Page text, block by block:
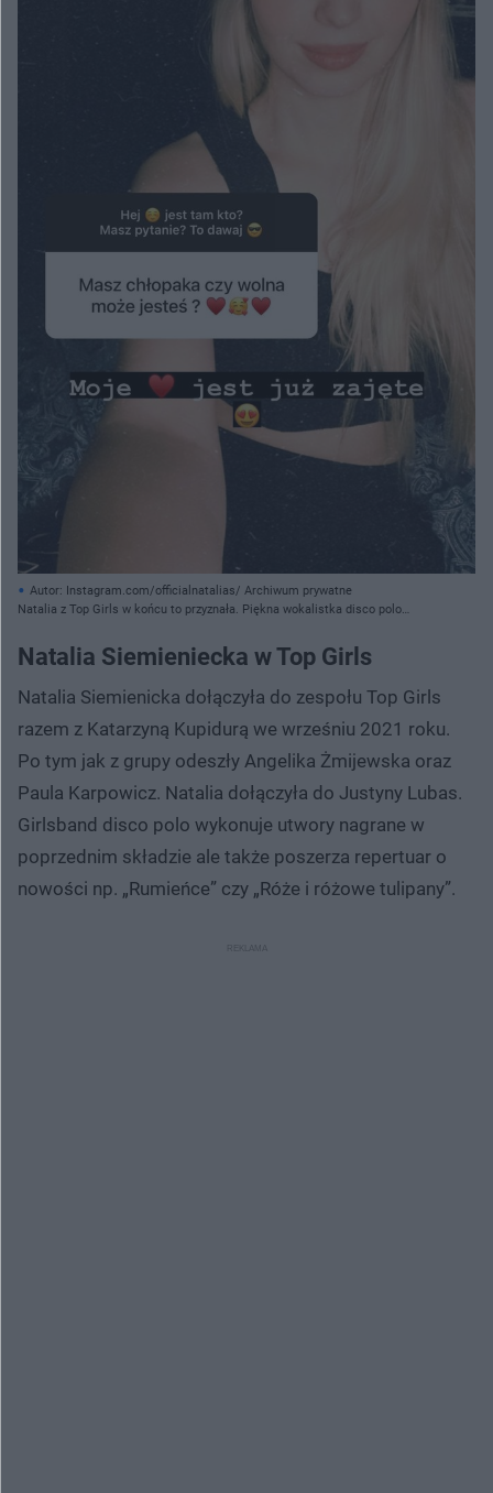
Autor: Instagram.com/officialnatalias/ Archiwum prywatne
Natalia z Top Girls w końcu to przyznała. Piękna wokalistka disco polo
Natalia Siemieniecka w Top Girls
Natalia Siemienicka dołączyła do zespołu Top Girls
razem z Katarzyną Kupidurą we wrześniu 2021 roku.
Po tym jak z grupy odeszły Angelika Żmijewska oraz
Paula Karpowicz. Natalia dołączyła do Justyny Lubas.
Girlsband disco polo wykonuje utwory nagrane w
poprzednim składzie ale także poszerza repertuar o
nowości np. „Rumieńce” czy „Róże i różowe tulipany”.